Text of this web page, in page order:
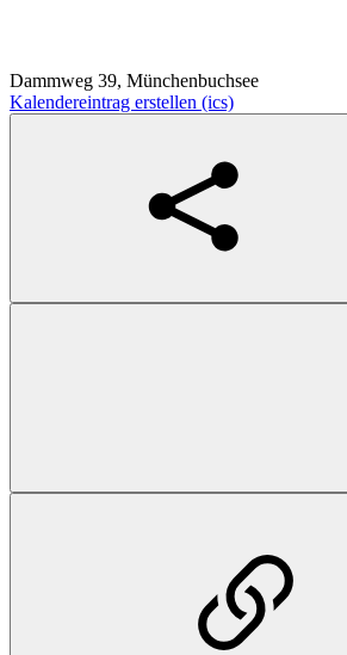
Dammweg 39, Münchenbuchsee
Kalendereintrag erstellen (ics)